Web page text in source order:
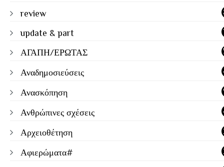
review
update & part
ΑΓΑΠΗ/ΕΡΩΤΑΣ
Αναδημοσιεύσεις
Ανασκόπηση
Ανθρώπινες σχέσεις
Αρχειοθέτηση
Αφιερώματα#